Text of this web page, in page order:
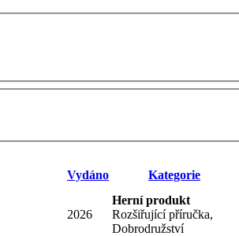
Vydáno Kategorie
2026
Herní produkt
Rozšiřující příručka,
Dobrodružství